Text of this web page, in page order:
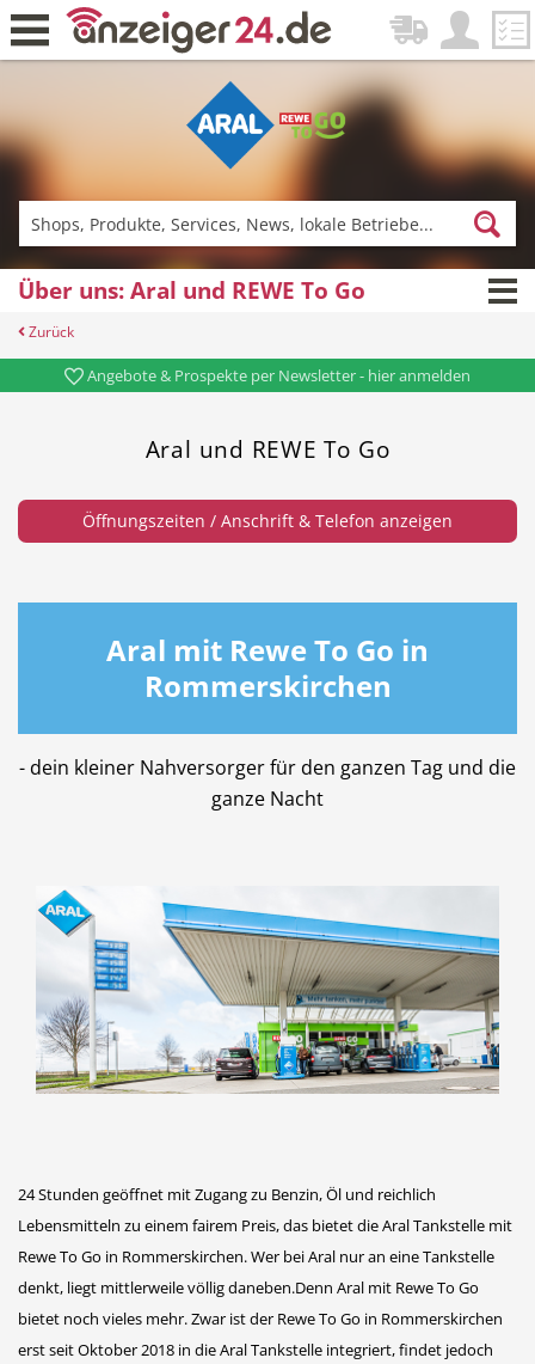
Zurück
Fitness & Sport Einkaufen
DE-News News
Restaurant Hotel
Beauty & Wellness Auto
Sport & Freizeit
Gesundheit Dienstleistungen
Freie Berufe Lokale Empfehlungen
Öffentliche Einrichtungen
Zurück
Angebote & Prospekte per Newsletter - hier anmelden
Aral und REWE To Go
Öffnungszeiten / Anschrift & Telefon anzeigen
Über uns: Aral und REWE To Go
Aral mit Rewe To Go in
Rommerskirchen
- dein kleiner Nahversorger für den ganzen Tag und die
ganze Nacht
24 Stunden geöffnet mit Zugang zu Benzin, Öl und reichlich
Lebensmitteln zu einem fairem Preis, das bietet die Aral Tankstelle mit
Rewe To Go in Rommerskirchen. Wer bei Aral nur an eine Tankstelle
denkt, liegt mittlerweile völlig daneben.Denn Aral mit Rewe To Go
bietet noch vieles mehr. Zwar ist der Rewe To Go in Rommerskirchen
erst seit Oktober 2018 in die Aral Tankstelle integriert, findet jedoch